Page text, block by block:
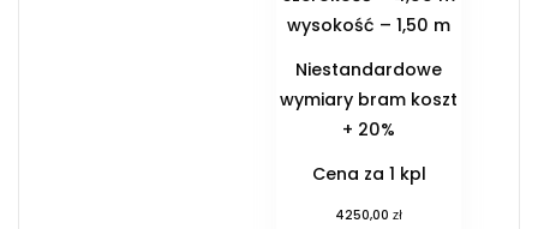
wysokość – 1,50 m
Niestandardowe
wymiary bram koszt
+ 20%
Cena za 1 kpl
4250,00zł